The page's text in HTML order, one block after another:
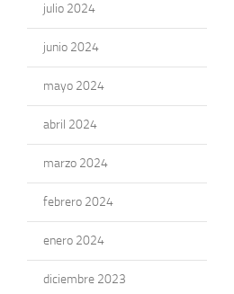
julio 2024
junio 2024
mayo 2024
abril 2024
marzo 2024
febrero 2024
enero 2024
diciembre 2023